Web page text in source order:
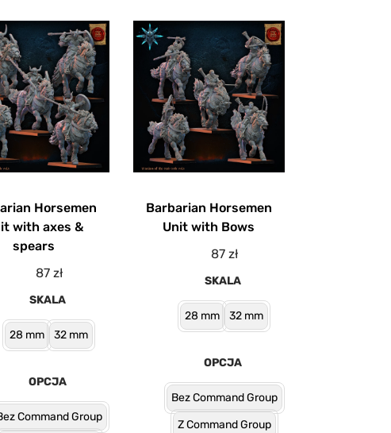
Horsemen
with axes &
spears
87 zł
SKALA
28 mm 32 mm
OPCJA
Command Group
Barbarian Horsemen
Unit with Bows
87 zł
SKALA
28 mm 32 mm
OPCJA
Bez Command Group
Z Command Group